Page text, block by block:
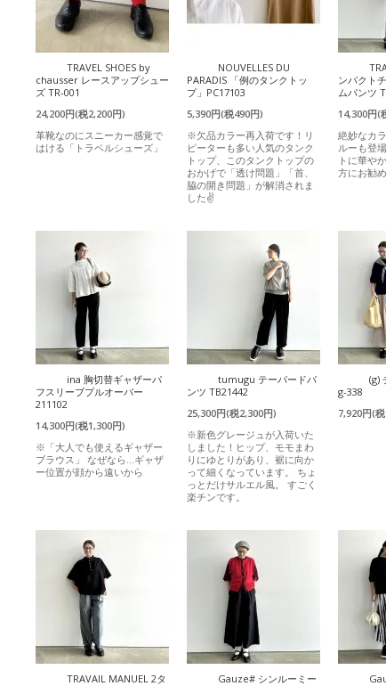
TRAVEL SHOES by
chausser レースアップシュー
ズ TR-001
24,200円(税2,200円)
革靴なのにスニーカー感覚で
はける「トラベルシューズ」
NOUVELLES DU
PARADIS 「例のタンクトッ
プ」PC17103
5,390円(税490円)
※欠品カラー再入荷です！リ
ピーターも多い人気のタンク
トップ、このタンクトップの
おかげで「透け問題」「首、
脇の開き問題」が解消されま
した✌️
ンパクト
ムパンツ
14,300円(
絶妙なカ
ルーも登
トに華や
方にお勧
ina 胸切替ギャザーパ
フスリーブプルオーバー
211102
14,300円(税1,300円)
※「大人でも使えるギャザー
ブラウス」 なぜなら…ギャザ
ー位置が顔から遠いから
tumugu テーパードパ
ンツ TB21442
25,300円(税2,300円)
※新色グレージュが入荷いた
しました！ヒップ、モモまわ
りにゆとりがあり、裾に向か
って細くなっています。 ちょ
っとだけサルエル風。 すごく
楽チンです。
(g)
g-338
7,920円(
TRAVAIL MANUEL 2タ
Gauze# シンルーミー